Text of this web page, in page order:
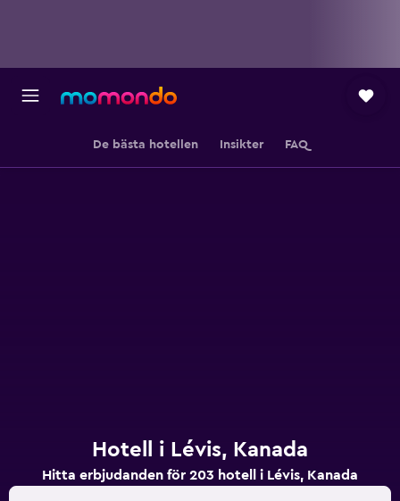
De bästa hotellen Insikter FAQ
Hotell i Lévis, Kanada
Hitta erbjudanden för 203 hotell i Lévis, Kanada